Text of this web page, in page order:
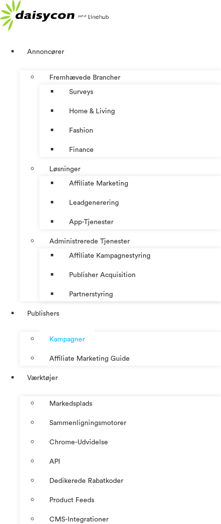
Videre
til
indhold
Annoncører
Fremhævede Brancher
Surveys
Home & Living
Fashion
Finance
Løsninger
Affiliate Marketing
Leadgenerering
App-Tjenester
Administrerede Tjenester
Affiliate Kampagnestyring
Publisher Acquisition
Partnerstyring
Publishers
Kampagner
Affiliate Marketing Guide
Værktøjer
Markedsplads
Sammenligningsmotorer
Chrome-Udvidelse
API
Dedikerede Rabatkoder
Product Feeds
CMS-Integrationer